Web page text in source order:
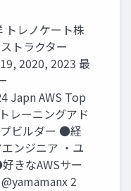
レノケート株
トラクター
2020, 2023 最
Japn AWS Top
レーニングアド
ビルダー ●経
ンジニア ・ユ
きなAWSサー
2